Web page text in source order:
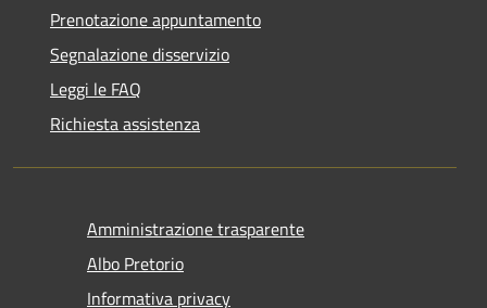
Prenotazione appuntamento
Segnalazione disservizio
Leggi le FAQ
Richiesta assistenza
Amministrazione trasparente
Albo Pretorio
Informativa privacy